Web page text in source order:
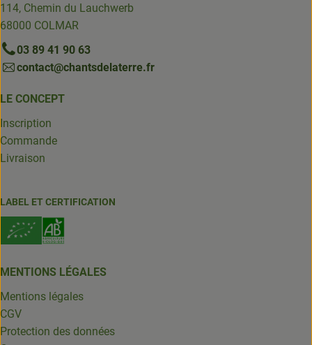
114, Chemin du Lauchwerb
68000 COLMAR
03 89 41 90 63
contact@chantsdelaterre.fr
LE CONCEPT
Inscription
Commande
Livraison
LABEL ET CERTIFICATION
MENTIONS LÉGALES
Mentions légales
CGV
Protection des données